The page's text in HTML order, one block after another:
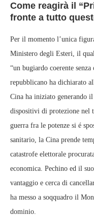
Come reagirà il
fronte a tutto
Per il momento l’unica
Ministero degli Esteri, il
“un bugiardo coerente
repubblicano ha dichiarato
Cina ha iniziato generando
dispositivi di protezione nel
guerra fra le potenze si é
sanitario, la Cina prende
catastrofe elettorale
economica. Pechino ed il
vantaggio e cerca di
ha messo a soqquadro il
dominio.